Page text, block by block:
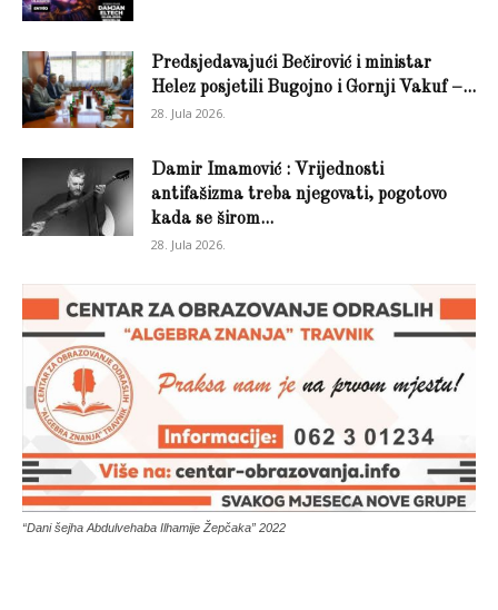
Predsjedavajući Bečirović i ministar
Helez posjetili Bugojno i Gornji Vakuf –...
28. Jula 2026.
Damir Imamović : Vrijednosti
antifašizma treba njegovati, pogotovo
kada se širom...
28. Jula 2026.
“Dani šejha Abdulvehaba Ilhamije Žepčaka” 2022